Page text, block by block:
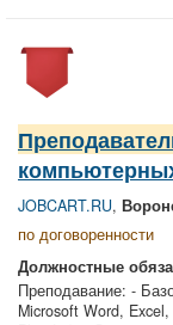
JOBCART.RU,
по договоренности
Должностные
Преподавание: -
Microsoft Word,